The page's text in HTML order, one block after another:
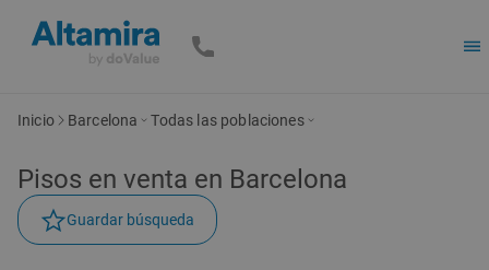
Inicio Barcelona Todas las poblaciones
Pisos en venta en Barcelona
Guardar búsqueda